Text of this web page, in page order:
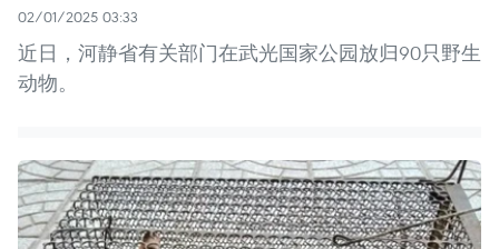
02/01/2025 03:33
近日，河静省有关部门在武光国家公园放归90只野生
动物。